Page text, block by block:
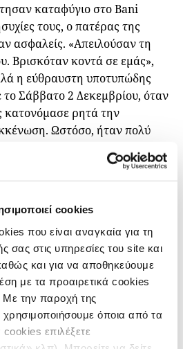
cookies
που είναι αναγκαία για τη
σας στις υπηρεσίες του site και
και για να αποθηκεύουμε
με τα προαιρετικά cookies
την παροχή της
όποια από τα
επιλέξετε
καταφύγιο στο Bani
τους, ο πατέρας της
ασφαλείς. «Απειλούσαν τη
Βρισκόταν κοντά σε εμάς»,
η εύθραυστη υποτυπώδης
Σάββατο 2 Δεκεμβρίου, όταν
κατονόμασε ρητά την
Ωστόσο, ήταν πολύ
είπαν ότι ήταν πολύ αργά για
θα έπρεπε να παραμείνουμε
εμφανίστηκε σαν
το σπίτι τους σε πεδίο
στιγματίστηκαν από
και την ισοπέδωση της
της οικογένειας, αυτή που
μετατράπηκε σε παγίδα